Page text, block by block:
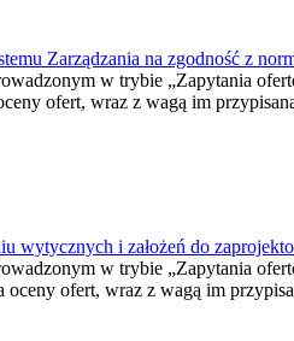
Zarządzania na zgodność z
w trybie „Zapytania
ofert, wraz z wagą im
wytycznych i założeń do
w trybie „Zapytania
ofert, wraz z wagą im